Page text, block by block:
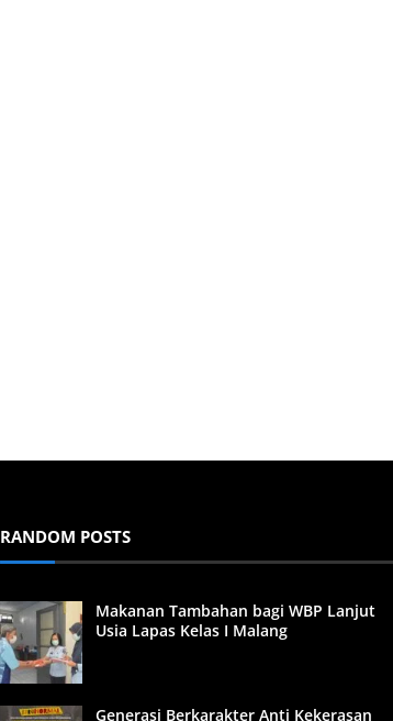
RANDOM POSTS
Makanan Tambahan bagi WBP Lanjut
Usia Lapas Kelas I Malang
Generasi Berkarakter Anti Kekerasan